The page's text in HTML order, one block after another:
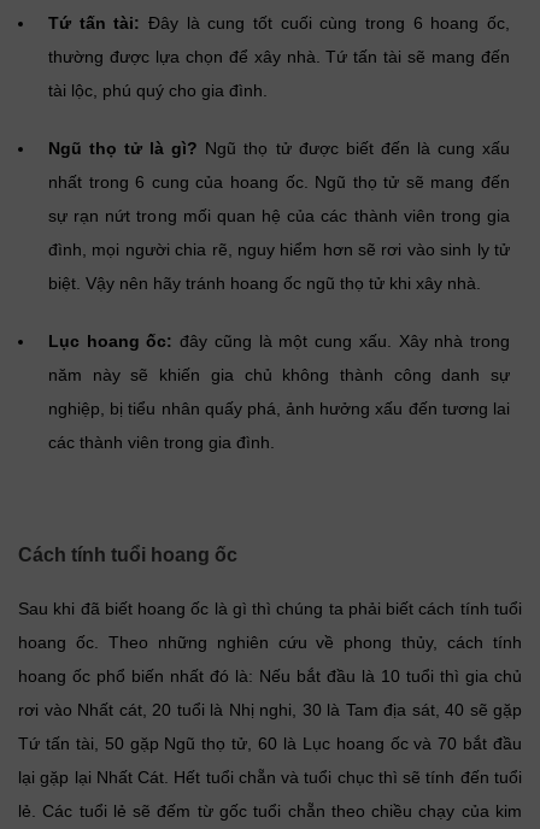
Tứ tấn tài: Đây là cung tốt cuối cùng trong 6 hoang ốc,
thường được lựa chọn để xây nhà. Tứ tấn tài sẽ mang đến
tài lộc, phú quý cho gia đình.
Ngũ thọ tử là gì? Ngũ thọ tử được biết đến là cung xấu
nhất trong 6 cung của hoang ốc. Ngũ thọ tử sẽ mang đến
sự rạn nứt trong mối quan hệ của các thành viên trong gia
đình, mọi người chia rẽ, nguy hiểm hơn sẽ rơi vào sinh ly tử
biệt. Vậy nên hãy tránh hoang ốc ngũ thọ tử khi xây nhà.
Lục hoang ốc: đây cũng là một cung xấu. Xây nhà trong
năm này sẽ khiến gia chủ không thành công danh sự
nghiệp, bị tiểu nhân quấy phá, ảnh hưởng xấu đến tương lai
các thành viên trong gia đình.
Cách tính tuổi hoang ốc
Sau khi đã biết hoang ốc là gì thì chúng ta phải biết cách tính tuổi
hoang ốc. Theo những nghiên cứu về phong thủy, cách tính
hoang ốc phổ biến nhất đó là: Nếu bắt đầu là 10 tuổi thì gia chủ
rơi vào Nhất cát, 20 tuổi là Nhị nghi, 30 là Tam địa sát, 40 sẽ gặp
Tứ tấn tài, 50 gặp Ngũ thọ tử, 60 là Lục hoang ốc và 70 bắt đầu
lại gặp lại Nhất Cát. Hết tuổi chẵn và tuổi chục thì sẽ tính đến tuổi
lẻ. Các tuổi lẻ sẽ đếm từ gốc tuổi chẵn theo chiều chạy của kim